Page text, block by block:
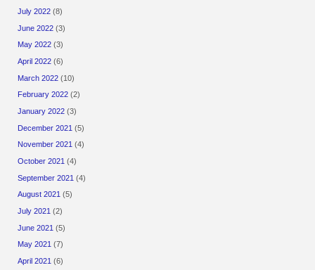
July 2022 (8)
June 2022 (3)
May 2022 (3)
April 2022 (6)
March 2022 (10)
February 2022 (2)
January 2022 (3)
December 2021 (5)
November 2021 (4)
October 2021 (4)
September 2021 (4)
August 2021 (5)
July 2021 (2)
June 2021 (5)
May 2021 (7)
April 2021 (6)